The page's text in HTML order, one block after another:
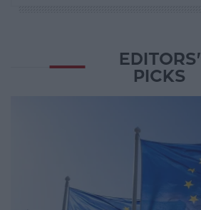
EDITORS'
PICKS